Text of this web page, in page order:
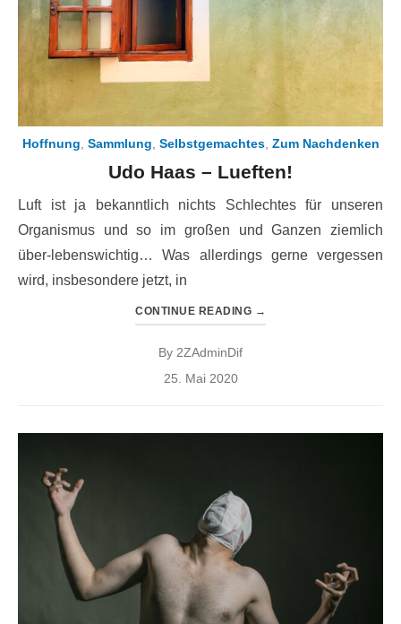
Hoffnung, Sammlung, Selbstgemachtes, Zum Nachdenken
Udo Haas – Lueften!
Luft ist ja bekanntlich nichts Schlechtes für unseren
Organismus und so im großen und Ganzen ziemlich
über-lebenswichtig… Was allerdings gerne vergessen
wird, insbesondere jetzt, in
CONTINUE READING →
By 2ZAdminDif
Posted
25. Mai 2020